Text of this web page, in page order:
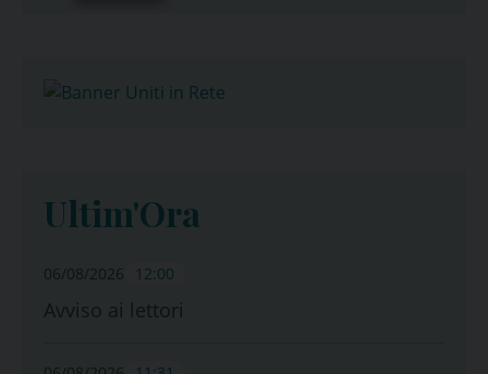
Ultim'Ora
06/08/2026 12:00
Avviso ai lettori